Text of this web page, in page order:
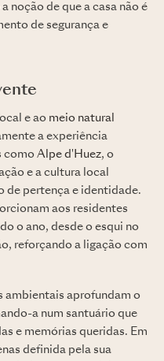
noção de que a casa não é
de segurança e
e ao meio natural
a experiência
como Alpe d'Huez, o
e a cultura local
de pertença e identidade.
aos residentes
o ano, desde o esqui no
reforçando a ligação com
ambientais aprofundam o
a num santuário que
e memórias queridas. Em
definida pela sua